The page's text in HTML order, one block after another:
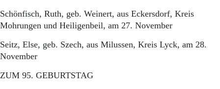
Schönfisch, Ruth, geb. Weinert, aus Eckersdorf, Kreis
Mohrungen und Heiligenbeil, am 27. November
Seitz, Else, geb. Szech, aus Milussen, Kreis Lyck, am 28.
November
ZUM 95. GEBURTSTAG